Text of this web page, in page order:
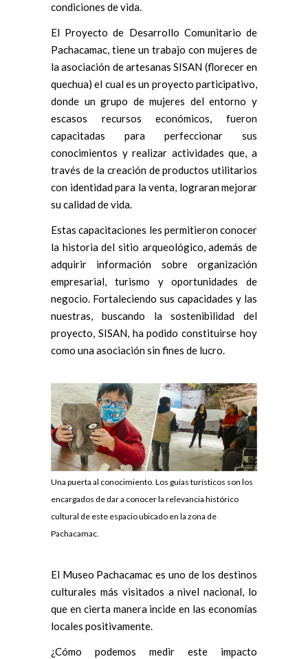
condiciones de vida.
El Proyecto de Desarrollo Comunitario de
Pachacamac, tiene un trabajo con mujeres de
la asociación de artesanas SISAN (florecer en
quechua) el cual es un proyecto participativo,
donde un grupo de mujeres del entorno y
escasos recursos económicos, fueron
capacitadas para perfeccionar sus
conocimientos y realizar actividades que, a
través de la creación de productos utilitarios
con identidad para la venta, lograran mejorar
su calidad de vida.
Estas capacitaciones les permitieron conocer
la historia del sitio arqueológico, además de
adquirir información sobre organización
empresarial, turismo y oportunidades de
negocio. Fortaleciendo sus capacidades y las
nuestras, buscando la sostenibilidad del
proyecto, SISAN, ha podido constituirse hoy
como una asociación sin fines de lucro.
Una puerta al conocimiento. Los guías turísticos son los
encargados de dar a conocer la relevancia histórico
cultural de este espacio ubicado en la zona de
Pachacamac.
El Museo Pachacamac es uno de los destinos
culturales más visitados a nivel nacional, lo
que en cierta manera incide en las economías
locales positivamente.
¿Cómo podemos medir este impacto